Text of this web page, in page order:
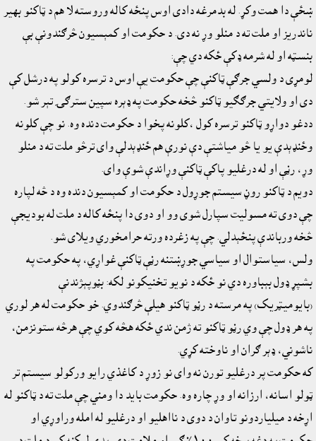
ښځې دا همت وکړ. له بدمرغه دادى اوس پنځه کاله وروسته لا هم د ټاکنو بهير
ناندريز او ملت ته د منلو وړ نه دى. د حکومت او کمېسيون څرګندونې بې
بنسټه او له شرمه ډکې ځکه دي چې:
لومړى د ولسي جرګې ټاکنې چې حکومت يې اوس د ترسره کولو په درشل کې
دى او ولايتي جرګګيو ټاکنو څخه حکومت په ډېره سپين سترګۍ تېر شو.
ددغو دواړو ټاکنو ترسره کول ،کلونه پخوا د حکومت دنده وه. نو چې کلونه
وځنډېدې يو يا څو مياشتې دې نورې هم ځنډېدلې واى ترڅو ملت ته د منلو
وړ، رڼې او له درغليو پاکې ټاکنې وړاندې شوې واى.
دويم د ټاکنو روڼ سيستم جوړول د حکومت او کمېسيون دنده وه د څه لپاره
چې دوی ته مسوليت سپارل شوى وو او دوى دا پنځه کاله د ملت له بوديجې
څخه ورباندې پنځېدلي. چې په زغرده ورته حرامخوري ويلاى شو.
ولس، سياستوال او سياسي جوړښتنه رڼې ټاکنې غواړي، په حکومت په
بشپړ ډول بېباوره دي نو ځکه د نويو تخنيکونو لکه: بڼوپېژندنې
(بايوميټريک) په مرسته د رڼو ټاکنو هيلې څرګندوي. خو حکومت له هر لوري
په هر ډول چې وي رڼو ټاکنو ته ژمن ندي ځکه هڅه کوي چې هرڅه ستونزمن،
ناشوني، ډېر ګران او ناوخته کړي.
که حکومت پر درغليو تورن نه واى نو زوړ د کاغذي رايو ورکولو سيستم تر
ټولو اسانه، ارزانه او وړ چاره وه. حکومت بايد دا ومني چې ملت ته د ټاکنو له
اړخه د ميلياردونو تاوان د دوى د نااهليو او درغليو له امله وراوړي او